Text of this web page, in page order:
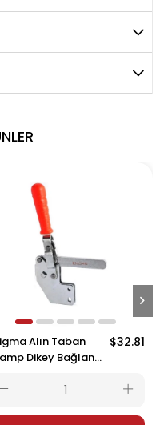
Enigma Alın Taban
Clamp Dikey Bağlantı